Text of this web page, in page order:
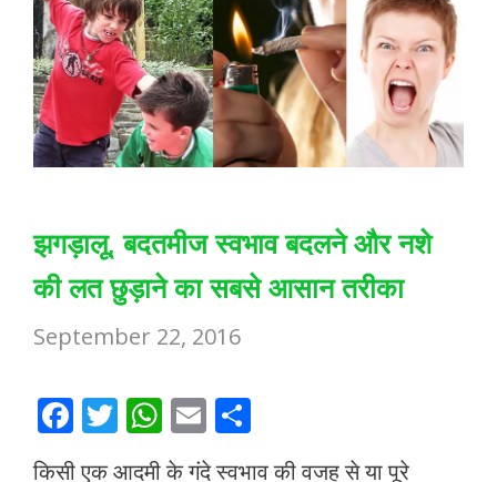
झगड़ालू, बदतमीज स्वभाव बदलने और नशे
की लत छुड़ाने का सबसे आसान तरीका
September 22, 2016
F
ac
T
w
W
h
E
m
किसी एक आदमी के गंदे स्वभाव की वजह से या पूरे